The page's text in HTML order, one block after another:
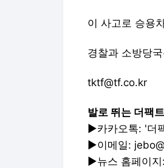
이 사고로 승용
경찰과 소방당
tktf@tf.co.kr
발로 뛰는 더팩
▶카카오톡: '더
▶이메일:
▶뉴스 홈페이